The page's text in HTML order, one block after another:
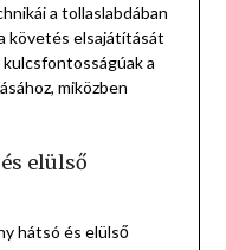
a tollaslabdában
követés elsajátítását
kulcsfontosságúak a
miközben
elülső
hátsó és elülső